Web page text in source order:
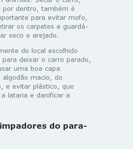
por dentro, também é
para evitar mofo,
os carpetes e guardá-
seco e arejado.
do local escolhido
deixar o carro parado,
uma boa capa
macio, do
e evitar plástico, que
lataria e danificar a
do para-